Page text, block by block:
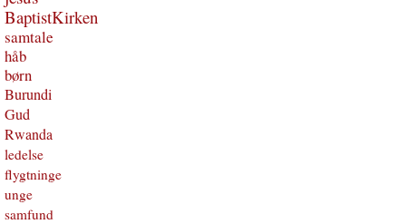
BaptistKirken
samtale
håb
børn
Burundi
Gud
Rwanda
ledelse
flygtninge
unge
samfund